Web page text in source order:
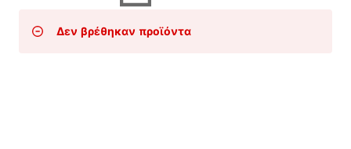
Δεν βρέθηκαν προϊόντα